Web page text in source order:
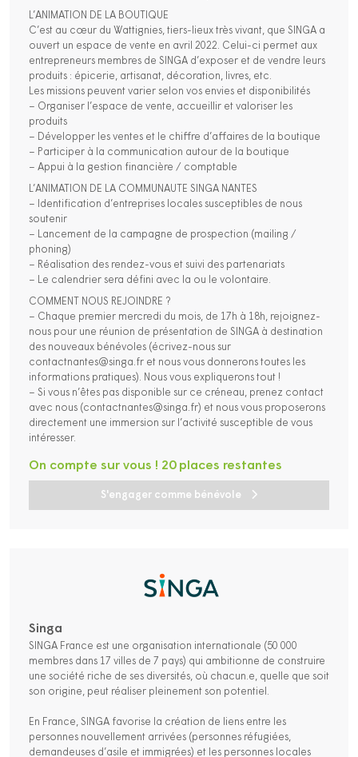
L’ANIMATION DE LA BOUTIQUE
C’est au cœur du Wattignies, tiers-lieux très vivant, que SINGA a
ouvert un espace de vente en avril 2022. Celui-ci permet aux
entrepreneurs membres de SINGA d’exposer et de vendre leurs
produits : épicerie, artisanat, décoration, livres, etc.
Les missions peuvent varier selon vos envies et disponibilités
– Organiser l’espace de vente, accueillir et valoriser les
produits
– Développer les ventes et le chiffre d’affaires de la boutique
– Participer à la communication autour de la boutique
– Appui à la gestion financière / comptable
L’ANIMATION DE LA COMMUNAUTE SINGA NANTES
– Identification d’entreprises locales susceptibles de nous
soutenir
– Lancement de la campagne de prospection (mailing /
phoning)
– Réalisation des rendez-vous et suivi des partenariats
– Le calendrier sera défini avec la ou le volontaire.
COMMENT NOUS REJOINDRE ?
– Chaque premier mercredi du mois, de 17h à 18h, rejoignez-
nous pour une réunion de présentation de SINGA à destination
des nouveaux bénévoles (écrivez-nous sur
contactnantes@singa.fr et nous vous donnerons toutes les
informations pratiques). Nous vous expliquerons tout !
– Si vous n’êtes pas disponible sur ce créneau, prenez contact
avec nous (contactnantes@singa.fr) et nous vous proposerons
directement une immersion sur l’activité susceptible de vous
intéresser.
S'engager comme bénévole
On compte sur vous ! 20 places restantes
Singa
SINGA France est une organisation internationale (50 000
membres dans 17 villes de 7 pays) qui ambitionne de construire
une société riche de ses diversités, où chacun.e, quelle que soit
son origine, peut réaliser pleinement son potentiel.
En France, SINGA favorise la création de liens entre les
personnes nouvellement arrivées (personnes réfugiées,
demandeuses d’asile et immigrées) et les personnes locales